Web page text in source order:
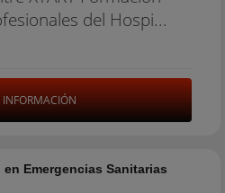
del Hospi...
INFORMACIÓN
en Emergencias Sanitarias